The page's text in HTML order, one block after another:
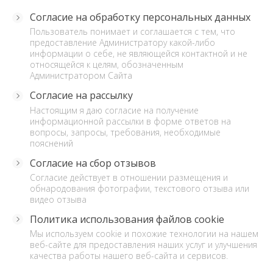
Согласие на обработку персональных данных
Пользователь понимает и соглашается с тем, что
предоставление Администратору какой-либо
информации о себе, не являющейся контактной и не
относящейся к целям, обозначенным
Администратором Сайта
Согласие на рассылку
Настоящим я даю согласие на получение
информационной рассылки в форме ответов на
вопросы, запросы, требования, необходимые
пояснений
Согласие на сбор отзывов
Согласие действует в отношении размещения и
обнародования фотографии, текстового отзыва или
видео отзыва
Политика использования файлов cookie
Мы используем cookie и похожие технологии на нашем
веб-сайте для предоставления наших услуг и улучшения
качества работы нашего веб-сайта и сервисов.